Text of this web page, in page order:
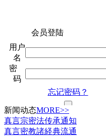
新闻动态MORE>>
真言宗密法传承通知
真言密教諸経典流通